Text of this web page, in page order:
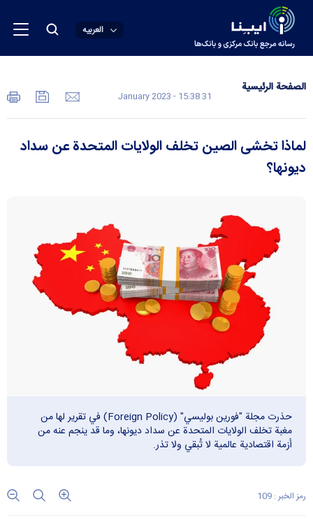
العربیه
الصفحة الرئیسیة
31 January 2023 - 15:38
لماذا تخشى الصين تخلف الولايات المتحدة عن سداد
ديونها؟
حذرت مجلة "فورين بوليسي" (Foreign Policy) في تقرير لها من
مغبة تخلف الولايات المتحدة عن سداد ديونها، وما قد ينجم عنه من
أزمة اقتصادية عالمية لا تُبقي ولا تذر.
رمز الخبر : 109